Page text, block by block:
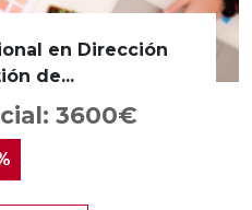
en Dirección
de...
3600€